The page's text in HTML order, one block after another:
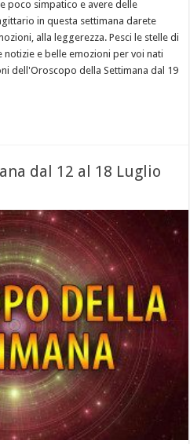
poco simpatico e avere delle
in questa settimana darete
alla leggerezza. Pesci le stelle di
e belle emozioni per voi nati
dell'Oroscopo della Settimana dal 19
dal 12 al 18 Luglio